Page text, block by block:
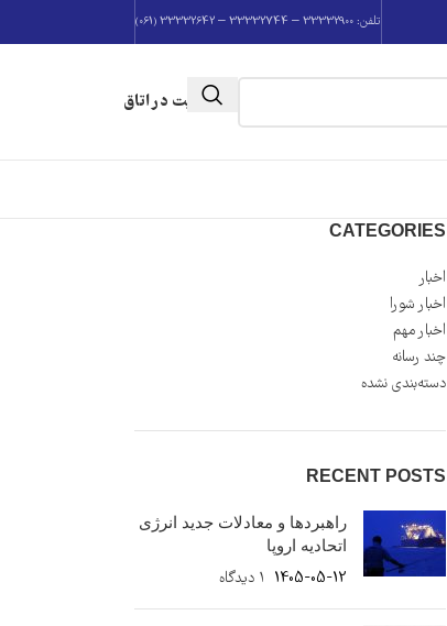
تلفن: 33332900 – 33332744 – 33332642 (061)
عضویت در اتاق
CATEGORIES
اخبار
اخبار شورا
اخبار مهم
چند رسانه
دسته‌بندی نشده
RECENT POSTS
راهبردها و معادلات جدید انرژی
اتحادیه اروپا
1405-05-12 ۱ دیدگاه